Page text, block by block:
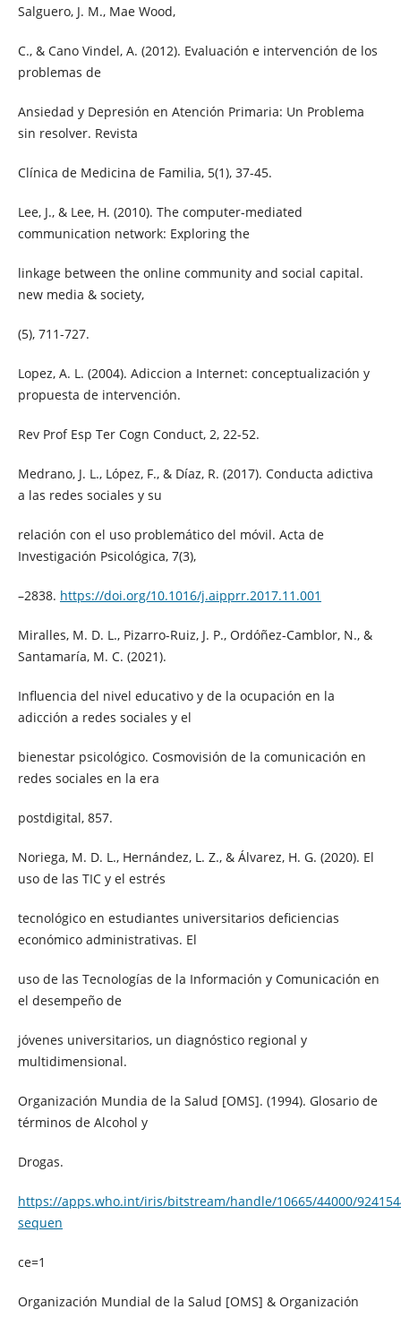
Salguero, J. M., Mae Wood,
C., & Cano Vindel, A. (2012). Evaluación e intervención de los
problemas de
Ansiedad y Depresión en Atención Primaria: Un Problema
sin resolver. Revista
Clínica de Medicina de Familia, 5(1), 37-45.
Lee, J., & Lee, H. (2010). The computer-mediated
communication network: Exploring the
linkage between the online community and social capital.
new media & society,
(5), 711-727.
Lopez, A. L. (2004). Adiccion a Internet: conceptualización y
propuesta de intervención.
Rev Prof Esp Ter Cogn Conduct, 2, 22-52.
Medrano, J. L., López, F., & Díaz, R. (2017). Conducta adictiva
a las redes sociales y su
relación con el uso problemático del móvil. Acta de
Investigación Psicológica, 7(3),
–2838. https://doi.org/10.1016/j.aipprr.2017.11.001
Miralles, M. D. L., Pizarro-Ruiz, J. P., Ordóñez-Camblor, N., &
Santamaría, M. C. (2021).
Influencia del nivel educativo y de la ocupación en la
adicción a redes sociales y el
bienestar psicológico. Cosmovisión de la comunicación en
redes sociales en la era
postdigital, 857.
Noriega, M. D. L., Hernández, L. Z., & Álvarez, H. G. (2020). El
uso de las TIC y el estrés
tecnológico en estudiantes universitarios deficiencias
económico administrativas. El
uso de las Tecnologías de la Información y Comunicación en
el desempeño de
jóvenes universitarios, un diagnóstico regional y
multidimensional.
Organización Mundia de la Salud [OMS]. (1994). Glosario de
términos de Alcohol y
Drogas.
https://apps.who.int/iris/bitstream/handle/10665/44000/
sequen
ce=1
Organización Mundial de la Salud [OMS] & Organización